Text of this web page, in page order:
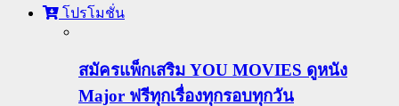
โปรโมชั่น
สมัครแพ็กเสริม YOU MOVIES ดูหนัง
Major ฟรีทุกเรื่องทุกรอบทุกวัน